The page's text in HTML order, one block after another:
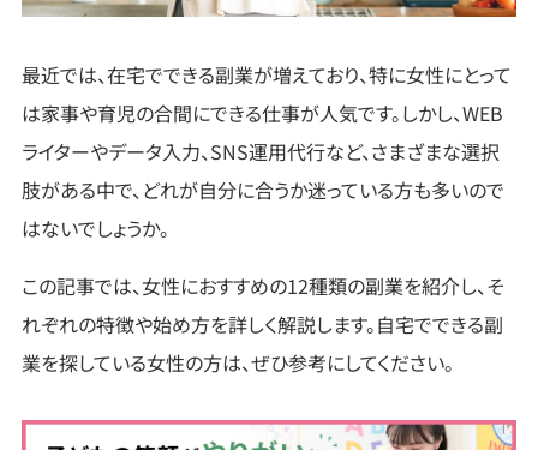
最近では、在宅でできる副業が増えており、特に女性にとって
は家事や育児の合間にできる仕事が人気です。しかし、WEB
ライターやデータ入力、SNS運用代行など、さまざまな選択
肢がある中で、どれが自分に合うか迷っている方も多いので
はないでしょうか。
この記事では、女性におすすめの12種類の副業を紹介し、そ
れぞれの特徴や始め方を詳しく解説します。自宅でできる副
業を探している女性の方は、ぜひ参考にしてください。